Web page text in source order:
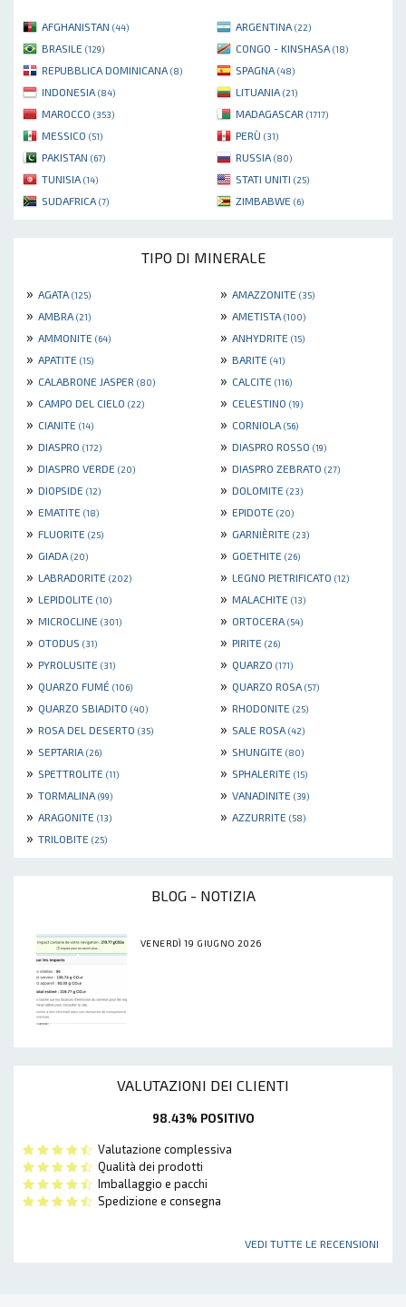
AFGHANISTAN (44) ARGENTINA (22)
BRASILE (129) CONGO - KINSHASA (18)
REPUBBLICA DOMINICANA (8) SPAGNA (48)
INDONESIA (84) LITUANIA (21)
MAROCCO (353) MADAGASCAR (1717)
MESSICO (51) PERÙ (31)
PAKISTAN (67) RUSSIA (80)
TUNISIA (14) STATI UNITI (25)
SUDAFRICA (7) ZIMBABWE (6)
TIPO DI MINERALE
» AGATA (125) » AMAZZONITE (35)
» AMBRA (21) » AMETISTA (100)
» AMMONITE (64) » ANHYDRITE (15)
» APATITE (15) » BARITE (41)
» CALABRONE JASPER (80) » CALCITE (116)
» CAMPO DEL CIELO (22) » CELESTINO (19)
» CIANITE (14) » CORNIOLA (56)
» DIASPRO (172) » DIASPRO ROSSO (19)
» DIASPRO VERDE (20) » DIASPRO ZEBRATO (27)
» DIOPSIDE (12) » DOLOMITE (23)
» EMATITE (18) » EPIDOTE (20)
» FLUORITE (25) » GARNIÈRITE (23)
» GIADA (20) » GOETHITE (26)
» LABRADORITE (202) » LEGNO PIETRIFICATO (12)
» LEPIDOLITE (10) » MALACHITE (13)
» MICROCLINE (301) » ORTOCERA (54)
» OTODUS (31) » PIRITE (26)
» PYROLUSITE (31) » QUARZO (171)
» QUARZO FUMÉ (106) » QUARZO ROSA (57)
» QUARZO SBIADITO (40) » RHODONITE (25)
» ROSA DEL DESERTO (35) » SALE ROSA (42)
» SEPTARIA (26) » SHUNGITE (80)
» SPETTROLITE (11) » SPHALERITE (15)
» TORMALINA (99) » VANADINITE (39)
» ARAGONITE (13) » AZZURRITE (58)
» TRILOBITE (25)
BLOG - NOTIZIA
VENERDÌ 19 GIUGNO 2026
VALUTAZIONI DEI CLIENTI
98.43% POSITIVO
Valutazione complessiva
Qualità dei prodotti
Imballaggio e pacchi
Spedizione e consegna
VEDI TUTTE LE RECENSIONI